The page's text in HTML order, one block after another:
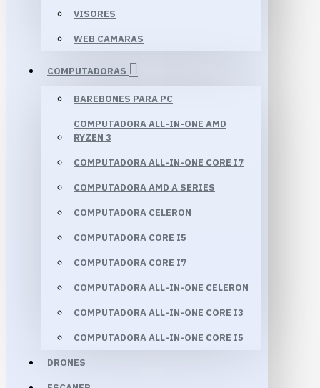
VISORES
WEB CAMARAS
COMPUTADORAS
BAREBONES PARA PC
COMPUTADORA ALL-IN-ONE AMD
RYZEN 3
COMPUTADORA ALL-IN-ONE CORE I7
COMPUTADORA AMD A SERIES
COMPUTADORA CELERON
COMPUTADORA CORE I5
COMPUTADORA CORE I7
COMPUTADORA ALL-IN-ONE CELERON
COMPUTADORA ALL-IN-ONE CORE I3
COMPUTADORA ALL-IN-ONE CORE I5
DRONES